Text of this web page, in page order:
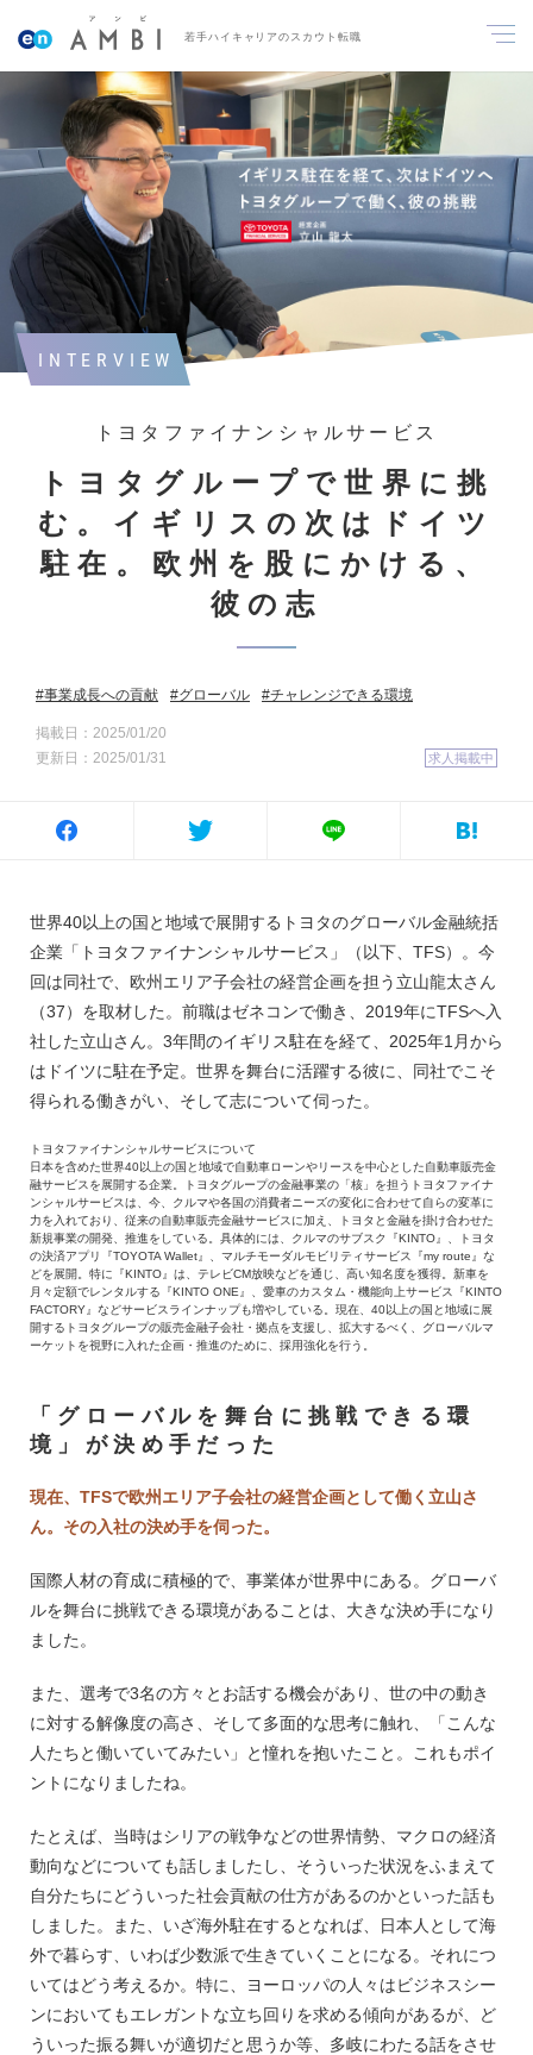
若手ハイキャリアのスカウト転職
INTERVIEW
トヨタファイナンシャルサービス
トヨタグループで世界に挑
む。イギリスの次はドイツ
駐在。欧州を股にかける、
彼の志
事業成長への貢献 グローバル チャレンジできる環境
掲載日：2025/01/20
更新日：2025/01/31
求人掲載中
世界40以上の国と地域で展開するトヨタのグローバル金融統括
企業「トヨタファイナンシャルサービス」（以下、TFS）。今
回は同社で、欧州エリア子会社の経営企画を担う立山龍太さん
（37）を取材した。前職はゼネコンで働き、2019年にTFSへ入
社した立山さん。3年間のイギリス駐在を経て、2025年1月から
はドイツに駐在予定。世界を舞台に活躍する彼に、同社でこそ
得られる働きがい、そして志について伺った。
トヨタファイナンシャルサービスについて
日本を含めた世界40以上の国と地域で自動車ローンやリースを中心とした自動車販売金
融サービスを展開する企業。トヨタグループの金融事業の「核」を担うトヨタファイナ
ンシャルサービスは、今、クルマや各国の消費者ニーズの変化に合わせて自らの変革に
力を入れており、従来の自動車販売金融サービスに加え、トヨタと金融を掛け合わせた
新規事業の開発、推進をしている。具体的には、クルマのサブスク『KINTO』、トヨタ
の決済アプリ『TOYOTA Wallet』、マルチモーダルモビリティサービス『my route』な
どを展開。特に『KINTO』は、テレビCM放映などを通じ、高い知名度を獲得。新車を
月々定額でレンタルする『KINTO ONE』、愛車のカスタム・機能向上サービス『KINTO
FACTORY』などサービスラインナップも増やしている。現在、40以上の国と地域に展
開するトヨタグループの販売金融子会社・拠点を支援し、拡大するべく、グローバルマ
ーケットを視野に入れた企画・推進のために、採用強化を行う。
「グローバルを舞台に挑戦できる環
境」が決め手だった
現在、TFSで欧州エリア子会社の経営企画として働く立山さ
ん。その入社の決め手を伺った。
国際人材の育成に積極的で、事業体が世界中にある。グローバ
ルを舞台に挑戦できる環境があることは、大きな決め手になり
ました。
また、選考で3名の方々とお話する機会があり、世の中の動き
に対する解像度の高さ、そして多面的な思考に触れ、「こんな
人たちと働いていてみたい」と憧れを抱いたこと。これもポイ
ントになりましたね。
たとえば、当時はシリアの戦争などの世界情勢、マクロの経済
動向などについても話しましたし、そういった状況をふまえて
自分たちにどういった社会貢献の仕方があるのかといった話も
しました。また、いざ海外駐在するとなれば、日本人として海
外で暮らす、いわば少数派で生きていくことになる。それにつ
いてはどう考えるか。特に、ヨーロッパの人々はビジネスシー
ンにおいてもエレガントな立ち回りを求める傾向があるが、ど
ういった振る舞いが適切だと思うか等、多岐にわたる話をさせ